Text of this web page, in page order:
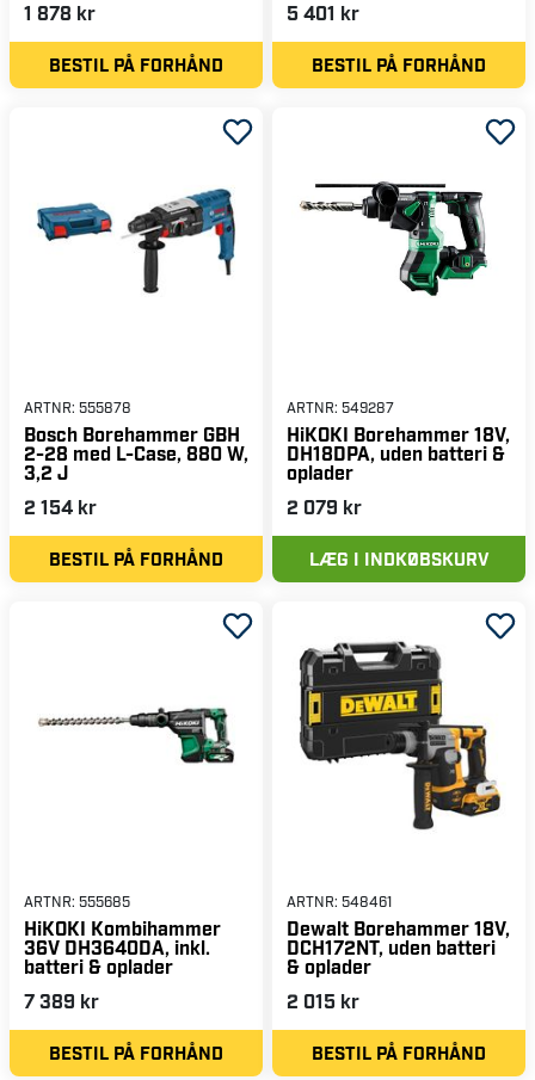
1 878 kr
BESTIL PÅ FORHÅND
5 401 kr
BESTIL PÅ FORHÅND
ARTNR: 555878
Bosch Borehammer GBH
2-28 med L-Case, 880 W,
3,2 J
2 154 kr
BESTIL PÅ FORHÅND
ARTNR: 549287
HiKOKI Borehammer 18V,
DH18DPA, uden batteri &
oplader
2 079 kr
LÆG I INDKØBSKURV
ARTNR: 555685
HiKOKI Kombihammer
36V DH3640DA, inkl.
batteri & oplader
7 389 kr
BESTIL PÅ FORHÅND
ARTNR: 548461
Dewalt Borehammer 18V,
DCH172NT, uden batteri
& oplader
2 015 kr
BESTIL PÅ FORHÅND